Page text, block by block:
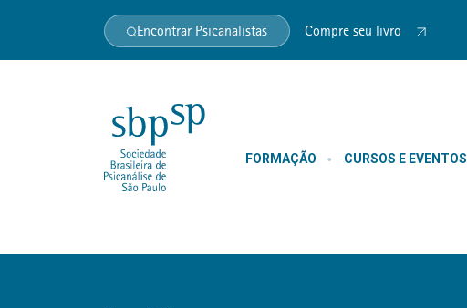
Encontrar Psicanalistas Compre seu livro
FORMAÇÃO CURSOS E EVENTOS